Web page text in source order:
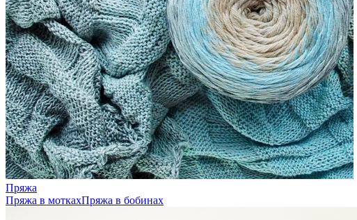
Пряжа
Пряжа в моткахПряжа в бобинах